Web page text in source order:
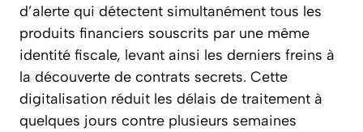
d’alerte qui détectent simultanément tous les
produits financiers souscrits par une même
identité fiscale, levant ainsi les derniers freins à
la découverte de contrats secrets. Cette
digitalisation réduit les délais de traitement à
quelques jours contre plusieurs semaines